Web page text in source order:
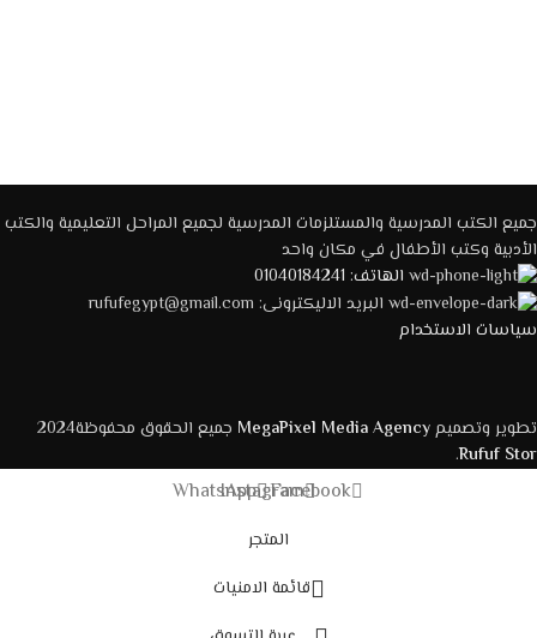
جميع الكتب المدرسية والمستلزمات المدرسية لجميع المراحل التعليمية والكتب
الأدبية وكتب الأطفال في مكان واحد
الهاتف: 01040184241
البريد الاليكترونى: rufufegypt@gmail.com
سياسات الاستخدام
تطوير وتصميمMegaPixel Media Agency جميع الحقوق محفوظة2024
Rufuf Stor
.
Facebook
Instagram
WhatsApp
المتجر
قائمة الامنيات